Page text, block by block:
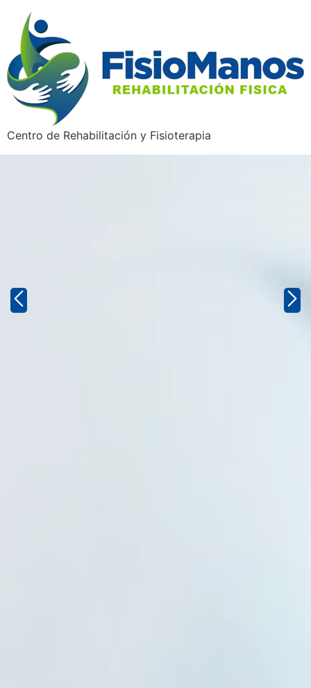
Centro de Rehabilitación y Fisioterapia